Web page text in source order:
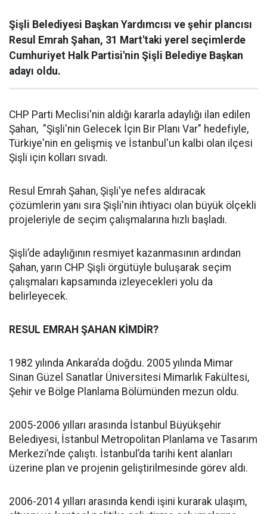
Şişli Belediyesi Başkan Yardımcısı ve şehir plancısı
Resul Emrah Şahan, 31 Mart'taki yerel seçimlerde
Cumhuriyet Halk Partisi'nin Şişli Belediye Başkan
adayı oldu.
CHP Parti Meclisi'nin aldığı kararla adaylığı ilan edilen
Şahan, "Şişli'nin Gelecek İçin Bir Planı Var" hedefiyle,
Türkiye'nin en gelişmiş ve İstanbul'un kalbi olan ilçesi
Şişli için kolları sıvadı.
Resul Emrah Şahan, Şişli'ye nefes aldıracak
çözümlerin yanı sıra Şişli'nin ihtiyacı olan büyük ölçekli
projeleriyle de seçim çalışmalarına hızlı başladı.
Şişli’de adaylığının resmiyet kazanmasının ardından
Şahan, yarın CHP Şişli örgütüyle buluşarak seçim
çalışmaları kapsamında izleyecekleri yolu da
belirleyecek.
RESUL EMRAH ŞAHAN KİMDİR?
1982 yılında Ankara’da doğdu. 2005 yılında Mimar
Sinan Güzel Sanatlar Üniversitesi Mimarlık Fakültesi,
Şehir ve Bölge Planlama Bölümünden mezun oldu.
2005-2006 yılları arasında İstanbul Büyükşehir
Belediyesi, İstanbul Metropolitan Planlama ve Tasarım
Merkezi’nde çalıştı. İstanbul’da tarihi kent alanları
üzerine plan ve projenin geliştirilmesinde görev aldı.
2006-2014 yılları arasında kendi işini kurarak ulaşım,